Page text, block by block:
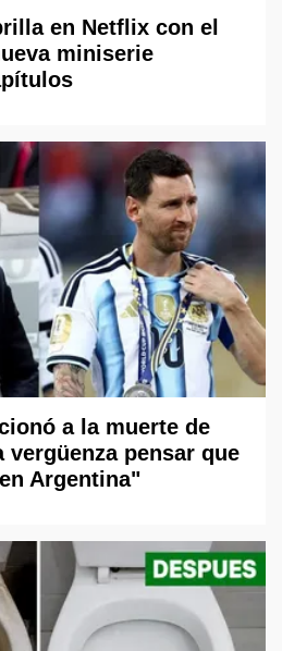
en Netflix con el
miniserie
a la muerte de
vergüenza pensar que
Argentina"